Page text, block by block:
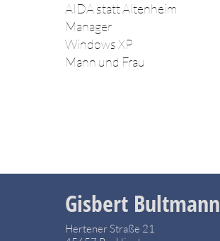
AIDA statt Altenheim
Manager
Windows XP
Mann und Frau
Gisbert Bultmann
Hertener Straße 21